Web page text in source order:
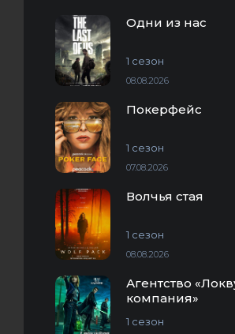
Одни из нас
1 сезон
08.08.2026
Покерфейс
1 сезон
07.08.2026
Волчья стая
1 сезон
08.08.2026
Агентство
компания»
1 сезон